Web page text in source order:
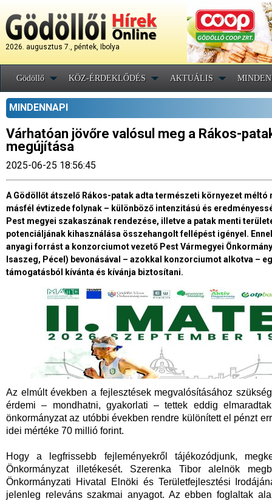
2026. augusztus 7., péntek, Ibolya
Gödöllő KÖZ-ÉRDEKLŐDÉS AKTUÁLIS
MINDENNAPI
Várhatóan jövőre valósul meg a Rákos-
megújítása
2025-06-25 18:56:45
A Gödöllőt átszelő Rákos-patak adta természeti környezet
másfél évtizede folynak – különböző intenzitású és
Pest megyei szakaszának rendezése, illetve a patak menti
potenciáljának kihasználása összehangolt fellépést igényel.
anyagi forrást a konzorciumot vezető Pest Vármegyei
Isaszeg, Pécel) bevonásával – azokkal konzorciumot alkotva –
támogatásból kívánta és kívánja biztosítani.
Az elmúlt években a fejlesztések megvalósításához
érdemi – mondhatni, gyakorlati – tettek eddig
önkormányzat az utóbbi években rendre különített el pénzt
idei mértéke 70 millió forint.
Hogy a legfrissebb fejleményekről tájékozódjunk,
Önkormányzat illetékesét. Szerenka Tibor alelnök
Önkormányzati Hivatal Elnöki és Területfejlesztési
jelenleg releváns szakmai anyagot. Az ebben foglaltak